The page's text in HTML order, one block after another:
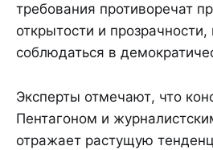
требования противоречат
открытости и
соблюдаться в
Эксперты отмечают, что
Пентагоном и
отражает растущую